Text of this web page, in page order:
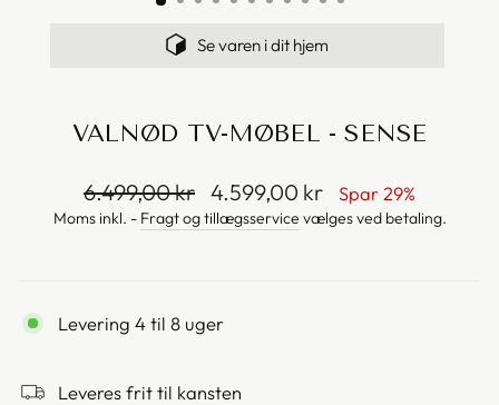
Se varen i dit hjem
VALNØD TV-MØBEL - SENSE
Vejl.
pris
6.499,00 kr Salgspris
4.599,00 kr Spar 29%
Moms inkl. - Fragt og tillægsservice vælges ved betaling.
Levering 4 til 8 uger
Leveres frit til kansten